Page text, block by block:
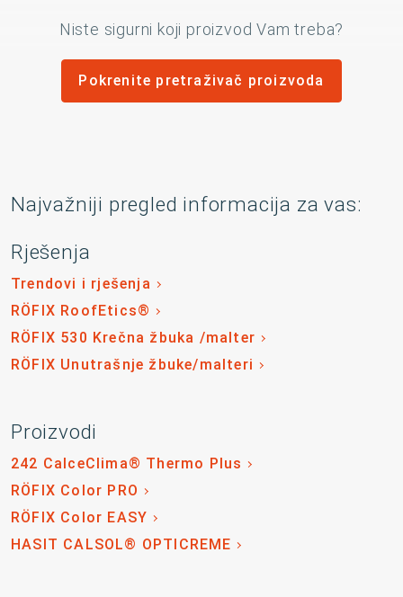
Niste sigurni koji proizvod Vam treba?
Pokrenite pretraživač proizvoda
Najvažniji pregled informacija za vas:
Rješenja
Trendovi i rješenja
RÖFIX RoofEtics®
RÖFIX 530 Krečna žbuka /malter
RÖFIX Unutrašnje žbuke/malteri
Proizvodi
242 CalceClima® Thermo Plus
RÖFIX Color PRO
RÖFIX Color EASY
HASIT CALSOL® OPTICREME